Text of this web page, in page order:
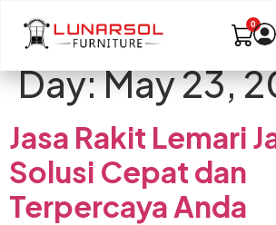
Day:May 23,
Jasa Rakit Lemari
Solusi Cepat dan
Terpercaya Anda